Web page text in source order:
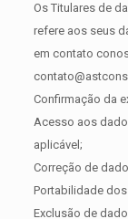
Os Titulares de
refere aos seus
em contato
Confirmação da
Acesso aos
aplicável;
Correção de
Portabilidade
Exclusão de